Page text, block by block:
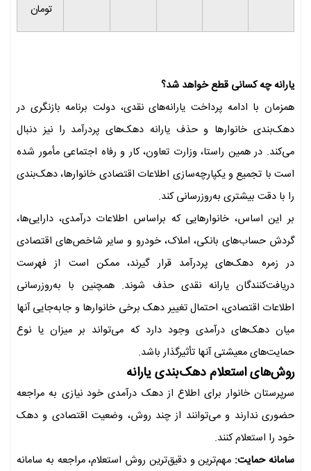
تومان
یارانه چه کسانی قطع خواهد شد؟
همزمان با ادامه پرداخت یارانه‌های نقدی، دولت برنامه بازنگری در
دهک‌بندی خانوارها و حذف یارانه دهک‌های پردرآمد را نیز دنبال
می‌کند. در همین راستا، وزارت تعاون، کار و رفاه اجتماعی مأمور شده
است با تجمیع و یکپارچه‌سازی اطلاعات اقتصادی خانوارها، دهک‌بندی
را با دقت بیشتری به‌روزرسانی کند.
بر این اساس، خانوارهایی که براساس اطلاعات درآمدی، دارایی‌ها،
گردش حساب‌های بانکی، املاک، خودرو و سایر شاخص‌های اقتصادی
در زمره دهک‌های پردرآمد قرار گیرند، ممکن است از فهرست
دریافت‌کنندگان یارانه نقدی حذف شوند. همچنین با به‌روزرسانی
اطلاعات اقتصادی، احتمال تغییر دهک برخی خانوارها و جابه‌جایی آنها
میان دهک‌های درآمدی وجود دارد که می‌تواند بر میزان یا نوع
حمایت‌های معیشتی آنها تأثیرگذار باشد.
روش‌های استعلام دهک‌بندی یارانه
سرپرستان خانوار برای اطلاع از دهک درآمدی خود نیازی به مراجعه
حضوری ندارند و می‌توانند از چند روش، وضعیت اقتصادی و دهک
خود را استعلام کنند.
سامانه حمایت: مهم‌ترین و دقیق‌ترین روش استعلام، مراجعه به سامانه